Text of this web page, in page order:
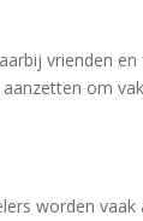
vrienden
om
worden